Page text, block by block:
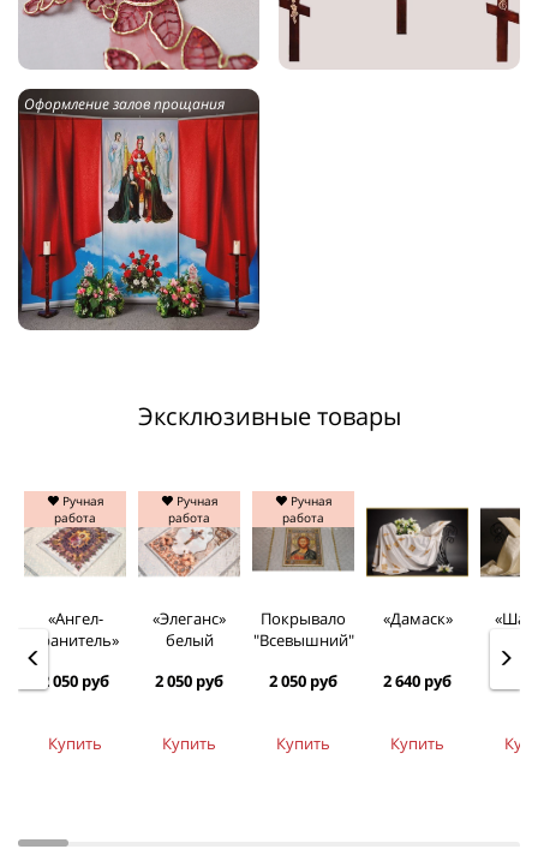
Оформление залов прощания
Эксклюзивные товары
Ручная
работа
«Ангел-
Хранитель»
2 050 руб
Купить
Ручная
работа
«Элеганс»
белый
2 050 руб
Купить
Ручная
работа
Покрывало
"Всевышний"
2 050 руб
Купить
«Дамаск»
2 640 руб
Купить